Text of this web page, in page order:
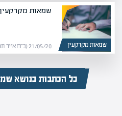
שמאות מקרקעין
שמאות
21/05/20 (כ״ח אייר תש״פ) | מערכת אפיק
כל הכתבות בנושא